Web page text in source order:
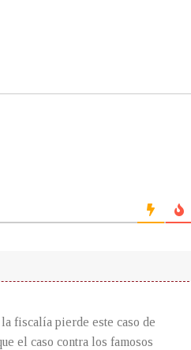
fiscalía pierde este caso de
el caso contra los famosos